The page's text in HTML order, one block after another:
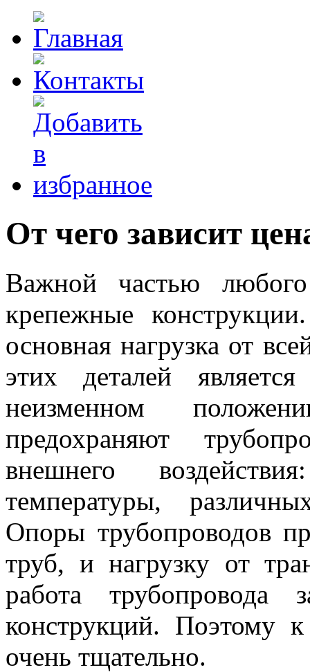
От чего зависит
Важной частью любого
крепежные
основная нагрузка от
этих деталей
неизменном
предохраняют
внешнего
температуры,
Опоры трубопроводов
труб, и нагрузку от
работа трубопровода
конструкций. Поэтому
очень тщательно.